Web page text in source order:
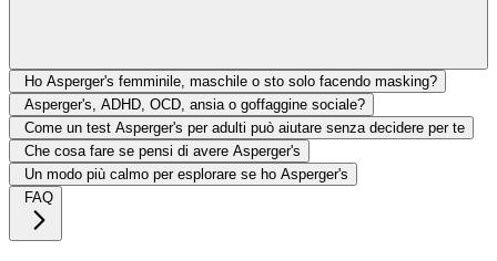
Ho Asperger's femminile, maschile o sto solo facendo masking?
Asperger's, ADHD, OCD, ansia o goffaggine sociale?
Come un test Asperger's per adulti può aiutare senza decidere per te
Che cosa fare se pensi di avere Asperger's
Un modo più calmo per esplorare se ho Asperger's
FAQ